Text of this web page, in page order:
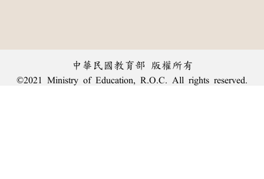
中華民國教育部 版權所有
©2021 Ministry of Education, R.O.C. All rights reserved.